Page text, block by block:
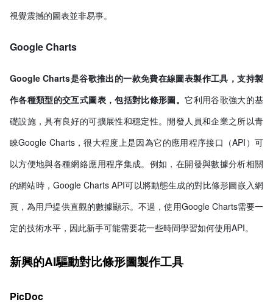
視覺震撼的圖表並非易事。
Google Charts
Google Charts是谷歌推出的一款免費在線圖表製作工具，支持製
作各種類型的交互式圖表，包括對比條形圖。它利用谷歌強大的基
礎設施，具有良好的可擴展性和穩定性。開發人員和企業之所以青
睞Google Charts，很大程度上是因為它的應用程序接口（API）可
以方便地與各種網絡應用程序集成。例如，在開發與數據分析相關
的網站時，Google Charts API可以將動態生成的對比條形圖嵌入網
頁，為用戶提供直觀的數據顯示。不過，使用Google Charts需要一
定的技術水平，因此新手可能需要花一些時間學習如何使用API。
新興的AI驅動對比條形圖製作工具
PicDoc